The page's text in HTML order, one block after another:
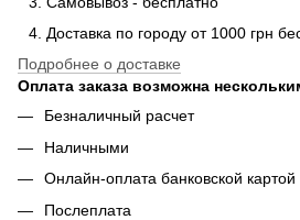
Доставка по городу от 1000 грн
Подробнее о доставке
Оплата заказа возможна
Безналичный расчет
Наличными
Онлайн-оплата банковской картой
Послеплата